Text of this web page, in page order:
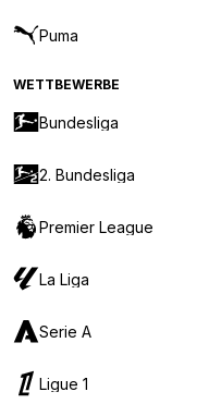
Puma
WETTBEWERBE
Bundesliga
2. Bundesliga
Premier League
La Liga
Serie A
Ligue 1